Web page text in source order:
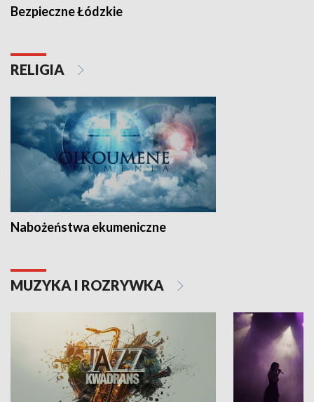
Bezpieczne Łódzkie
RELIGIA
Nabożeństwa ekumeniczne
MUZYKA I ROZRYWKA